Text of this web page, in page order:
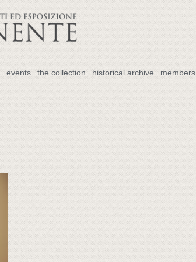
events the collection historical archive members